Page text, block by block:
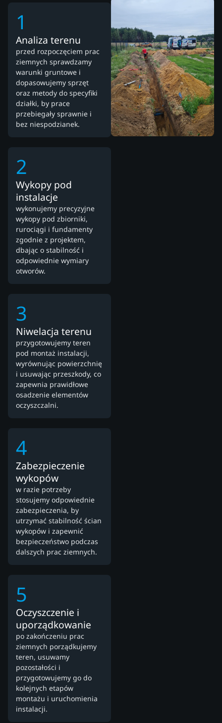
1
Analiza terenu
przed rozpoczęciem prac
ziemnych sprawdzamy
warunki gruntowe i
dopasowujemy sprzęt
oraz metody do specyfiki
działki, by prace
przebiegały sprawnie i
bez niespodzianek.
2
Wykopy pod
instalacje
wykonujemy precyzyjne
wykopy pod zbiorniki,
rurociągi i fundamenty
zgodnie z projektem,
dbając o stabilność i
odpowiednie wymiary
otworów.
3
Niwelacja terenu
przygotowujemy teren
pod montaż instalacji,
wyrównując powierzchnię
i usuwając przeszkody, co
zapewnia prawidłowe
osadzenie elementów
oczyszczalni.
4
Zabezpieczenie
wykopów
w razie potrzeby
stosujemy odpowiednie
zabezpieczenia, by
utrzymać stabilność ścian
wykopów i zapewnić
bezpieczeństwo podczas
dalszych prac ziemnych.
5
Oczyszczenie i
uporządkowanie
po zakończeniu prac
ziemnych porządkujemy
teren, usuwamy
pozostałości i
przygotowujemy go do
kolejnych etapów
montażu i uruchomienia
instalacji.